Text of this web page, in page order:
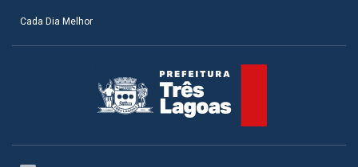
Cada Dia Melhor